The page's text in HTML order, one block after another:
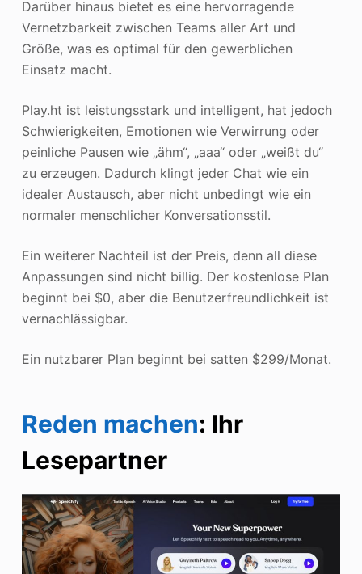
Darüber hinaus bietet es eine hervorragende
Vernetzbarkeit zwischen Teams aller Art und
Größe, was es optimal für den gewerblichen
Einsatz macht.
Play.ht ist leistungsstark und intelligent, hat jedoch
Schwierigkeiten, Emotionen wie Verwirrung oder
peinliche Pausen wie „ähm“, „aaa“ oder „weißt du“
zu erzeugen. Dadurch klingt jeder Chat wie ein
idealer Austausch, aber nicht unbedingt wie ein
normaler menschlicher Konversationsstil.
Ein weiterer Nachteil ist der Preis, denn all diese
Anpassungen sind nicht billig. Der kostenlose Plan
beginnt bei $0, aber die Benutzerfreundlichkeit ist
vernachlässigbar.
Ein nutzbarer Plan beginnt bei satten $299/Monat.
Reden machen: Ihr
Lesepartner